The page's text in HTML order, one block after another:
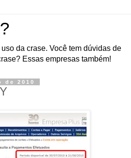
da crase. Você tem dúvidas de
Essas empresas também!
de 2010